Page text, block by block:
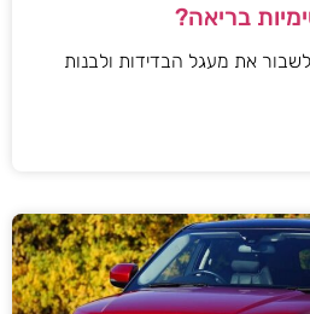
בריאה?
את מעגל הבדידות ולבנות